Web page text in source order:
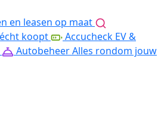
en leasen op maat
koopt
Accucheck EV &
AutobeheerAlles rondom jouw